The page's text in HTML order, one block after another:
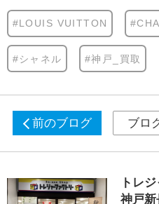
#LOUIS VUITTON
#シャネル #神戸_買取
前のブログ ブロ
トレ
神戸